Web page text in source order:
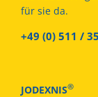
für sie da.
+49 (0) 511 /
JODEXNIS®